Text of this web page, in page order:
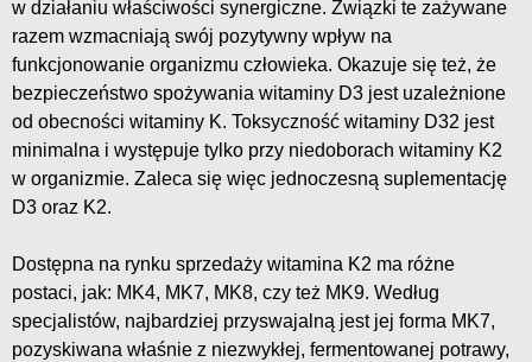
w działaniu właściwości synergiczne. Związki te zażywane
razem wzmacniają swój pozytywny wpływ na
funkcjonowanie organizmu człowieka. Okazuje się też, że
bezpieczeństwo spożywania witaminy D3 jest uzależnione
od obecności witaminy K. Toksyczność witaminy D32 jest
minimalna i występuje tylko przy niedoborach witaminy K2
w organizmie. Zaleca się więc jednoczesną suplementację
D3 oraz K2.
Dostępna na rynku sprzedaży witamina K2 ma różne
postaci, jak: MK4, MK7, MK8, czy też MK9. Według
specjalistów, najbardziej przyswajalną jest jej forma MK7,
pozyskiwana właśnie z niezwykłej, fermentowanej potrawy,